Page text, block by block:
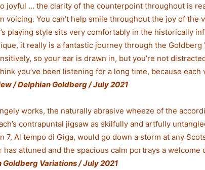
joyful … the clarity of the counterpoint throughout is
voicing. You can’t help smile throughout the joy of
playing style sits very comfortably in the historically
it really is a fantastic journey through the
so your ear is drawn in, but you’re not
you’ve been listening for a long time, because
/ Delphian Goldberg / July 2021
works, the naturally abrasive wheeze of the
contrapuntal jigsaw as skilfully and artfully
7, Al tempo di Giga, would go down a storm at any
has attuned and the spacious calm portrays a welcome
Goldberg Variations / July 2021